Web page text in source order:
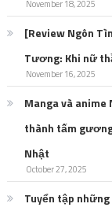
November 18, 2025
[Review Ngôn
Tương: Khi nữ
November 16, 2025
Manga và
thành tấm
Nhật
October 27, 2025
Tuyển tập